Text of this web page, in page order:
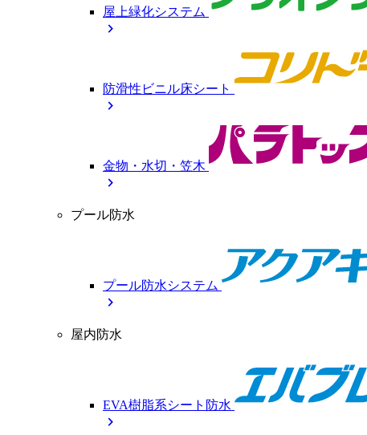
屋上緑化システム
chevron_right
防滑性ビニル床シート
chevron_right
金物・水切・笠木
chevron_right
プール防水
プール防水システム
chevron_right
屋内防水
EVA樹脂系シート防水
chevron_right